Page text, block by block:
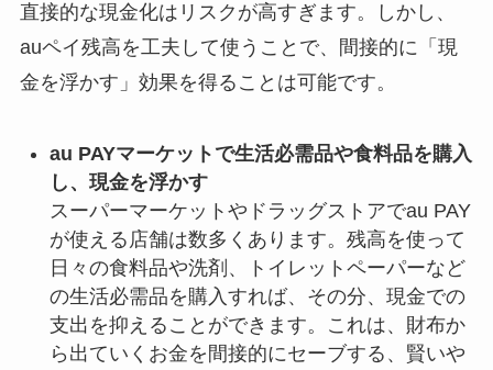
直接的な現金化はリスクが高すぎます。しかし、
auペイ残高を工夫して使うことで、間接的に「現
金を浮かす」効果を得ることは可能です。
au PAYマーケットで生活必需品や食料品を購入
し、現金を浮かす
スーパーマーケットやドラッグストアでau PAY
が使える店舗は数多くあります。残高を使って
日々の食料品や洗剤、トイレットペーパーなど
の生活必需品を購入すれば、その分、現金での
支出を抑えることができます。これは、財布か
ら出ていくお金を間接的にセーブする、賢いや